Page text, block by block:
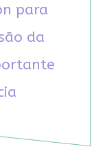
para
da